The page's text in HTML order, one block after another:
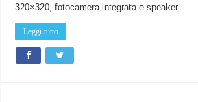
320×320, fotocamera integrata e speaker.
Leggi tutto